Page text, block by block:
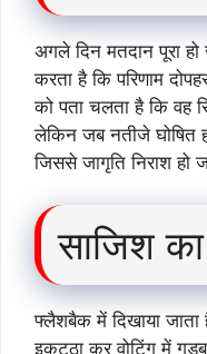
अगले दिन मतदान पूरा
करता है कि परिणाम
को पता चलता है कि वह
लेकिन जब नतीजे घोषित
जिससे जागृति निराश हो
साजिश का
फ्लैशबैक में दिखाया
इकट्ठा कर वोटिंग में